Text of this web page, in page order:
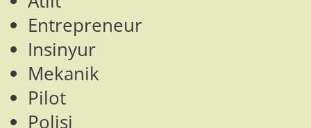
Entrepreneur
Insinyur
Mekanik
Pilot
Polisi